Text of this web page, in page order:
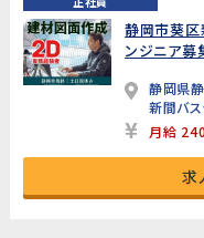
静岡市葵区
ンジニア
静岡県
新間バ
月給
求